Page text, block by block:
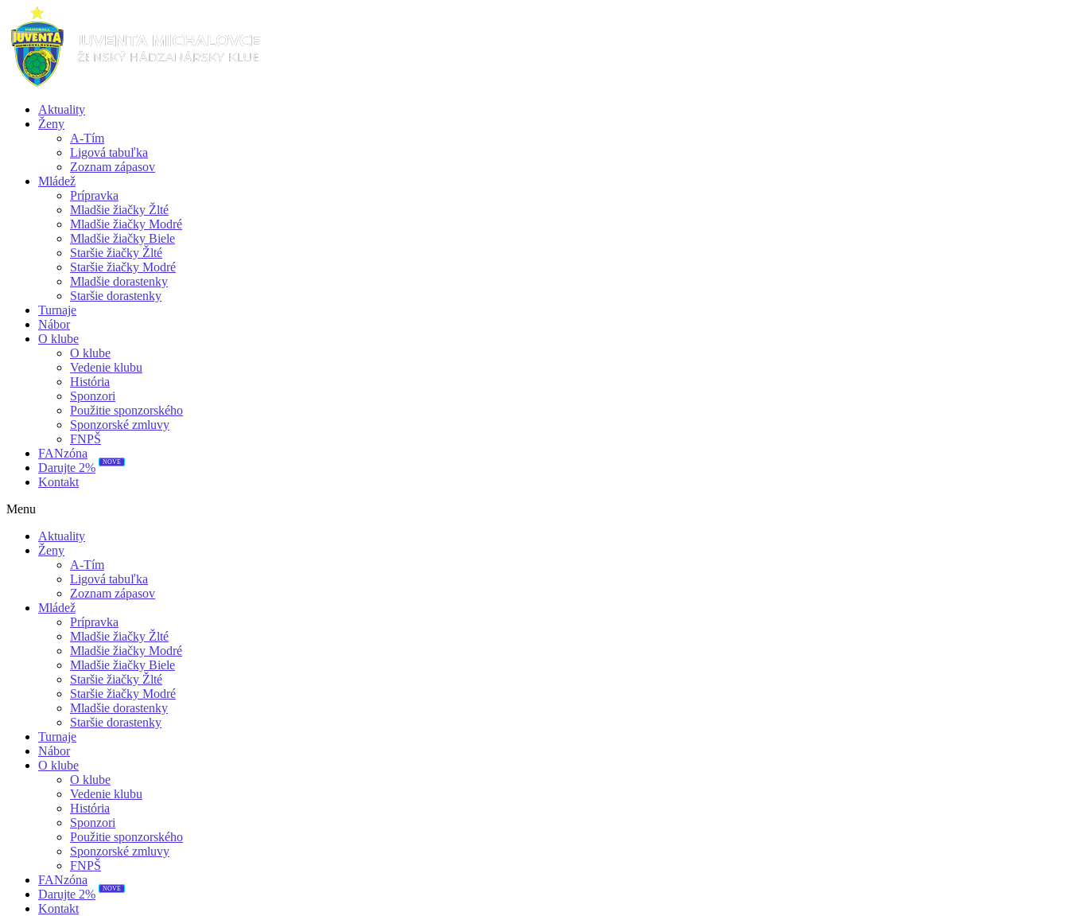
Aktuality
Ženy
A-Tím
Ligová tabuľka
Zoznam zápasov
Mládež
Prípravka
Mladšie žiačky Žlté
Mladšie žiačky Modré
Mladšie žiačky Biele
Staršie žiačky Žlté
Staršie žiačky Modré
Mladšie dorastenky
Staršie dorastenky
Turnaje
Nábor
O klube
O klube
Vedenie klubu
História
Sponzori
Použitie sponzorského
Sponzorské zmluvy
FNPŠ
FANzóna
Darujte 2%
NOVÉ
Kontakt
Menu
Aktuality
Ženy
A-Tím
Ligová tabuľka
Zoznam zápasov
Mládež
Prípravka
Mladšie žiačky Žlté
Mladšie žiačky Modré
Mladšie žiačky Biele
Staršie žiačky Žlté
Staršie žiačky Modré
Mladšie dorastenky
Staršie dorastenky
Turnaje
Nábor
O klube
O klube
Vedenie klubu
História
Sponzori
Použitie sponzorského
Sponzorské zmluvy
FNPŠ
FANzóna
Darujte 2%
NOVÉ
Kontakt